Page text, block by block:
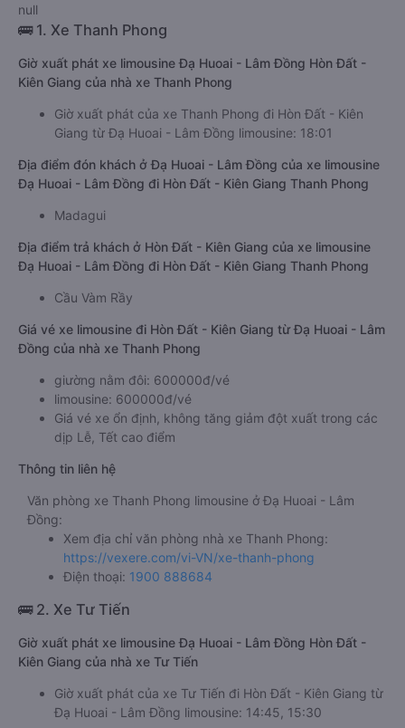
null
🚌 1. Xe Thanh Phong
Giờ xuất phát xe limousine Đạ Huoai - Lâm Đồng Hòn Đất -
Kiên Giang của nhà xe Thanh Phong
Giờ xuất phát của xe Thanh Phong đi Hòn Đất - Kiên
Giang từ Đạ Huoai - Lâm Đồng limousine: 18:01
Địa điểm đón khách ở Đạ Huoai - Lâm Đồng của xe limousine
Đạ Huoai - Lâm Đồng đi Hòn Đất - Kiên Giang Thanh Phong
Madagui
Địa điểm trả khách ở Hòn Đất - Kiên Giang của xe limousine
Đạ Huoai - Lâm Đồng đi Hòn Đất - Kiên Giang Thanh Phong
Cầu Vàm Rầy
Giá vé xe limousine đi Hòn Đất - Kiên Giang từ Đạ Huoai - Lâm
Đồng của nhà xe Thanh Phong
giường nằm đôi: 600000đ/vé
limousine: 600000đ/vé
Giá vé xe ổn định, không tăng giảm đột xuất trong các
dịp Lễ, Tết cao điểm
Thông tin liên hệ
Văn phòng xe Thanh Phong limousine ở Đạ Huoai - Lâm
Đồng:
Xem địa chỉ văn phòng nhà xe Thanh Phong:
https://vexere.com/vi-VN/xe-thanh-phong
Điện thoại: 1900 888684
🚌 2. Xe Tư Tiến
Giờ xuất phát xe limousine Đạ Huoai - Lâm Đồng Hòn Đất -
Kiên Giang của nhà xe Tư Tiến
Giờ xuất phát của xe Tư Tiến đi Hòn Đất - Kiên Giang từ
Đạ Huoai - Lâm Đồng limousine: 14:45, 15:30